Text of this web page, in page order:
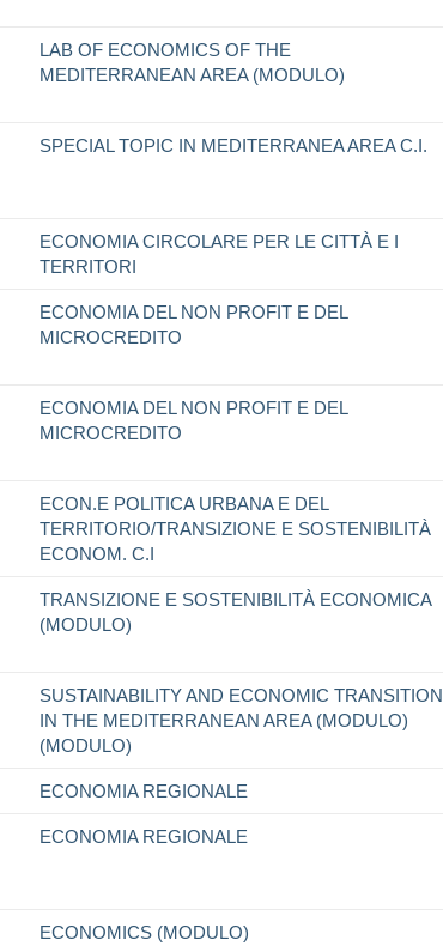
LAB OF ECONOMICS OF THE
MEDITERRANEAN AREA (MODULO)
SPECIAL TOPIC IN MEDITERRANEA AREA C.I.
ECONOMIA CIRCOLARE PER LE CITTÀ E I
TERRITORI
ECONOMIA DEL NON PROFIT E DEL
MICROCREDITO
ECONOMIA DEL NON PROFIT E DEL
MICROCREDITO
ECON.E POLITICA URBANA E DEL
TERRITORIO/TRANSIZIONE E SOSTENIBILITÀ
ECONOM. C.I
TRANSIZIONE E SOSTENIBILITÀ ECONOMICA
(MODULO)
SUSTAINABILITY AND ECONOMIC TRANSITION
IN THE MEDITERRANEAN AREA (MODULO)
(MODULO)
ECONOMIA REGIONALE
ECONOMIA REGIONALE
ECONOMICS (MODULO)